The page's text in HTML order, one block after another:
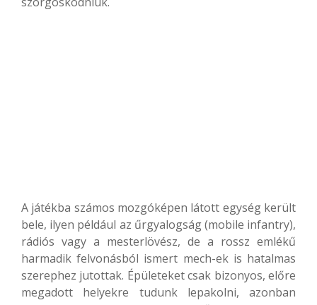
A játékba számos mozgóképen látott egység került
bele, ilyen például az űrgyalogság (mobile infantry),
rádiós vagy a mesterlövész, de a rossz emlékű
harmadik felvonásból ismert mech-ek is hatalmas
szerephez jutottak. Épületeket csak bizonyos, előre
megadott helyekre tudunk lepakolni, azonban